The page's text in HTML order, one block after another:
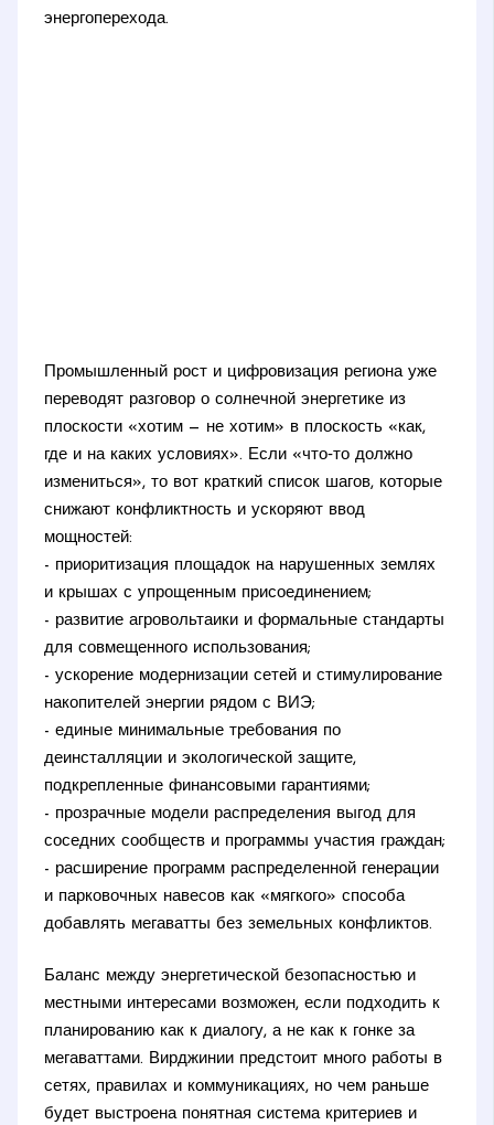
энергоперехода.
Промышленный рост и цифровизация региона уже
переводят разговор о солнечной энергетике из
плоскости «хотим — не хотим» в плоскость «как,
где и на каких условиях». Если «что‑то должно
измениться», то вот краткий список шагов, которые
снижают конфликтность и ускоряют ввод
мощностей:
- приоритизация площадок на нарушенных землях
и крышах с упрощенным присоединением;
- развитие агровольтаики и формальные стандарты
для совмещенного использования;
- ускорение модернизации сетей и стимулирование
накопителей энергии рядом с ВИЭ;
- единые минимальные требования по
деинсталляции и экологической защите,
подкрепленные финансовыми гарантиями;
- прозрачные модели распределения выгод для
соседних сообществ и программы участия граждан;
- расширение программ распределенной генерации
и парковочных навесов как «мягкого» способа
добавлять мегаватты без земельных конфликтов.
Баланс между энергетической безопасностью и
местными интересами возможен, если подходить к
планированию как к диалогу, а не как к гонке за
мегаваттами. Вирджинии предстоит много работы в
сетях, правилах и коммуникациях, но чем раньше
будет выстроена понятная система критериев и